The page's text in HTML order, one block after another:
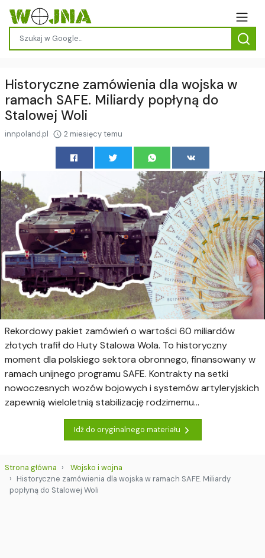
Historyczne zamówienia dla wojska w
ramach SAFE. Miliardy popłyną do
Stalowej Woli
innpoland.pl 2 miesięcy temu
Rekordowy pakiet zamówień o wartości 60 miliardów
złotych trafił do Huty Stalowa Wola. To historyczny
moment dla polskiego sektora obronnego, finansowany w
ramach unijnego programu SAFE. Kontrakty na setki
nowoczesnych wozów bojowych i systemów artyleryjskich
zapewnią wieloletnią stabilizację rodzimemu...
Idź do oryginalnego materiału
Strona główna
Wojsko i wojna
Historyczne zamówienia dla wojska w ramach SAFE. Miliardy
popłyną do Stalowej Woli